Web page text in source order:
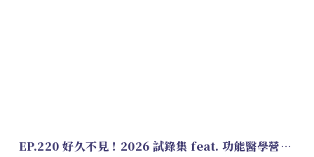
EP.220 好久不見！2026 試錄集 feat. 功能醫學營養師 美寶